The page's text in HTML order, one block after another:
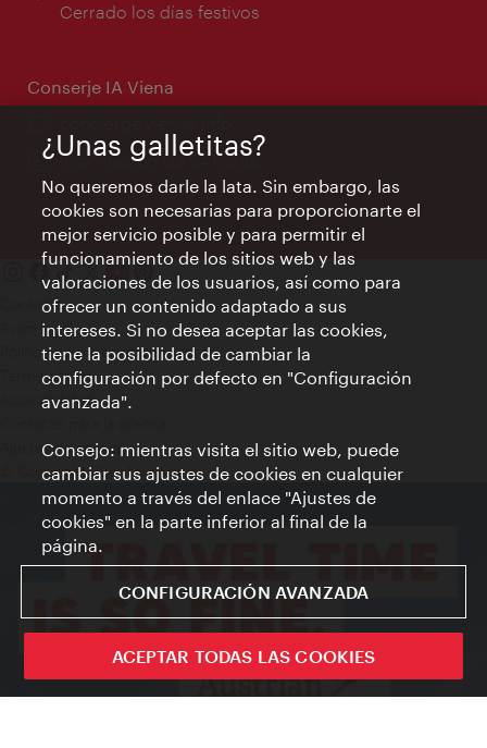
de
Cerrado los días festivos
Conserje IA Viena
Información las 24 horas
Contacto
Aviso legal
Política de privacidad de datos
Terms of Use
Accesibilidad
Ajustes de cookie
© Copyright WienTourismus
¿Unas galletitas?
No queremos darle la lata. Sin embargo, las
cookies son necesarias para proporcionarte el
mejor servicio posible y para permitir el
funcionamiento de los sitios web y las
valoraciones de los usuarios, así como para
ofrecer un contenido adaptado a sus
intereses. Si no desea aceptar las cookies,
tiene la posibilidad de cambiar la
configuración por defecto en "Configuración
avanzada".
Consejo: mientras visita el sitio web, puede
cambiar sus ajustes de cookies en cualquier
momento a través del enlace "Ajustes de
cookies" en la parte inferior al final de la
página.
CONFIGURACIÓN AVANZADA
ACEPTAR TODAS LAS COOKIES